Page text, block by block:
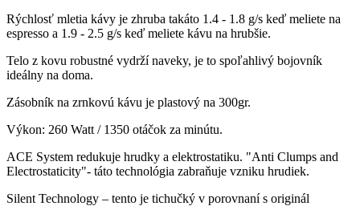
Rýchlosť mletia kávy je zhruba takáto 1.4 - 1.8 g/s keď meliete na
espresso a 1.9 - 2.5 g/s keď meliete kávu na hrubšie.
Telo z kovu robustné vydrží naveky, je to spoľahlivý bojovník
ideálny na doma.
Zásobník na zrnkovú kávu je plastový na 300gr.
Výkon: 260 Watt / 1350 otáčok za minútu.
ACE System redukuje hrudky a elektrostatiku. "Anti Clumps and
Electrostaticity"- táto technológia zabraňuje vzniku hrudiek.
Silent Technology – tento je tichučký v porovnaní s originál